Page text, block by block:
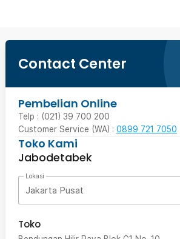
Contact Center
Pembelian Online
Telp : (021) 39 700 200
Customer Service (WA) : 0899 721 7050
Toko Kami
Jabodetabek
Lokasi
Jakarta Pusat
Toko